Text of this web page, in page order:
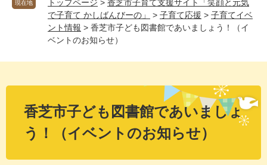
現在地 トップページ > 香芝市子育て支援サイト「笑顔と元気
で子育て かしばんびーの」
> 子育て応援 > 子育てイベ
ント情報 > 香芝市子ども図書館であいましょう！（イ
ベントのお知らせ）
文
香芝市子ども図書館であいましょ
う！（イベントのお知らせ）